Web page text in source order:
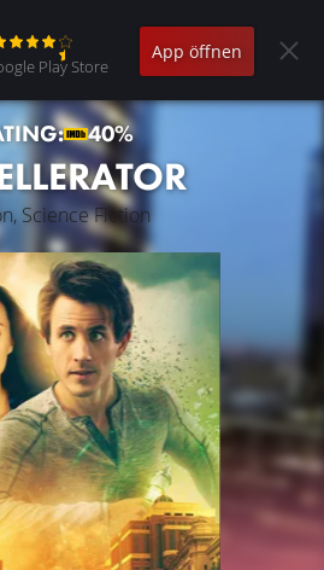
Play Store
App öffnen
40%
Science Fiction